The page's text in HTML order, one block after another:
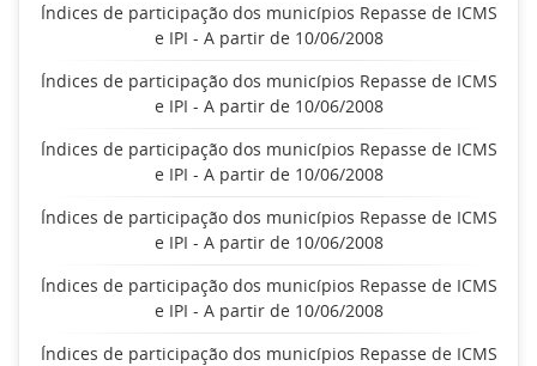
Índices de participação dos municípios Repasse de ICMS
e IPI - A partir de 10/06/2008
Índices de participação dos municípios Repasse de ICMS
e IPI - A partir de 10/06/2008
Índices de participação dos municípios Repasse de ICMS
e IPI - A partir de 10/06/2008
Índices de participação dos municípios Repasse de ICMS
e IPI - A partir de 10/06/2008
Índices de participação dos municípios Repasse de ICMS
e IPI - A partir de 10/06/2008
Índices de participação dos municípios Repasse de ICMS